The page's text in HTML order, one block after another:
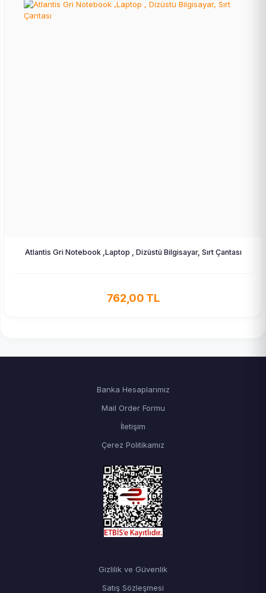
Atlantis Gri Notebook ,Laptop , Dizüstü Bilgisayar, Sırt Çantası
762,00 TL
Banka Hesaplarımız
Mail Order Formu
İletişim
Çerez Politikamız
Gizlilik ve Güvenlik
Satış Sözleşmesi